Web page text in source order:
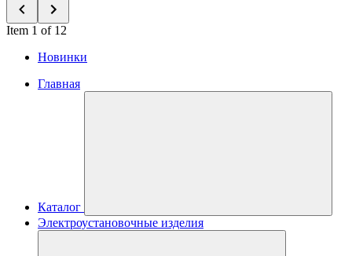
Item 1 of 12
Новинки
Главная
Каталог
Электроустановочные изделия